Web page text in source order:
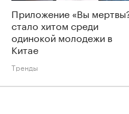
Приложение «Вы
стало хитом среди
одинокой молодежи в
Китае
Тренды